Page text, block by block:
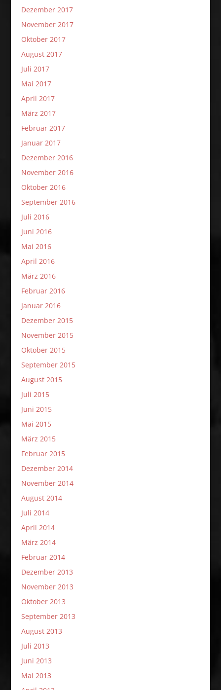
Dezember 2017
November 2017
Oktober 2017
August 2017
Juli 2017
Mai 2017
April 2017
März 2017
Februar 2017
Januar 2017
Dezember 2016
November 2016
Oktober 2016
September 2016
Juli 2016
Juni 2016
Mai 2016
April 2016
März 2016
Februar 2016
Januar 2016
Dezember 2015
November 2015
Oktober 2015
September 2015
August 2015
Juli 2015
Juni 2015
Mai 2015
März 2015
Februar 2015
Dezember 2014
November 2014
August 2014
Juli 2014
April 2014
März 2014
Februar 2014
Dezember 2013
November 2013
Oktober 2013
September 2013
August 2013
Juli 2013
Juni 2013
Mai 2013